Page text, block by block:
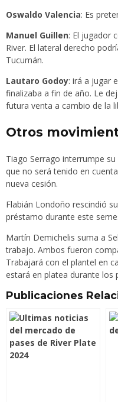
Oswaldo Valencia: Es
Manuel Guillen: El jugador
River. El lateral derecho
Tucumán.
Lautaro Godoy: irá a jugar
finalizaba a fin de año. Le
futura venta a cambio de la
Otros
Tiago Serrago interrumpe
que no será tenido en
nueva cesión.
Flabián Londoño rescindió
préstamo durante este
Martín Demichelis suma a
trabajo. Ambos fueron
Trabajará con el plantel en
estará en platea durante los
Publicaciones